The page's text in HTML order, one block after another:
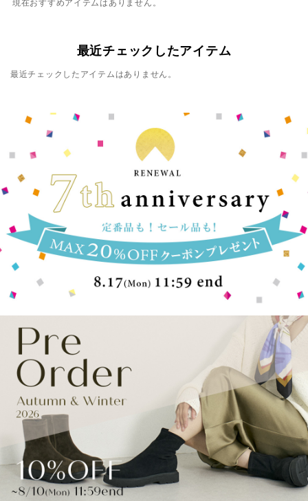
現在おすすめアイテムはありません。
最近チェックしたアイテム
最近チェックしたアイテムはありません。